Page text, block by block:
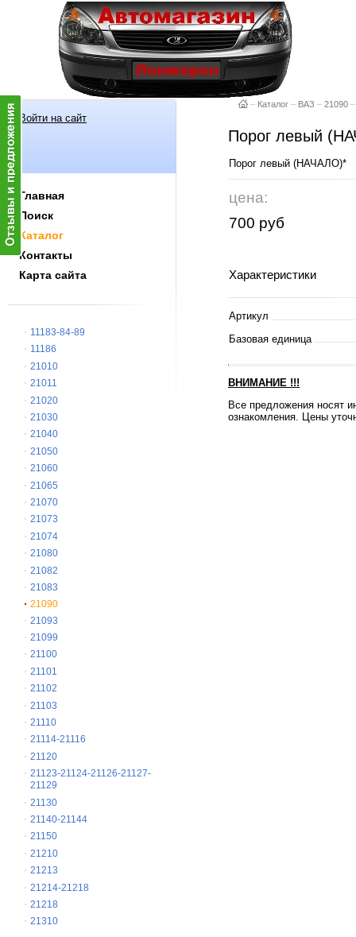
Войти на сайт
Главная
Поиск
Каталог
Контакты
Карта сайта
11183-84-89
11186
21010
21011
21020
21030
21040
21050
21060
21065
21070
21073
21074
21080
21082
21083
21090
21093
21099
21100
21101
21102
21103
21110
21114-21116
21120
21123-21124-21126-21127-
21129
21130
21140-21144
21150
21210
21213
21214-21218
21218
21310
– Каталог – ВАЗ – 21090 –
Порог левый
Порог левый
цена:
700 руб
Характеристики
Артикул
Базовая единица
ВНИМАНИЕ !!!
Все предложения носят
ознакомления. Цены